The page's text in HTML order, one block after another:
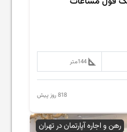
144متر
818 روز پیش
رهن و اجاره آپارتمان در تهران